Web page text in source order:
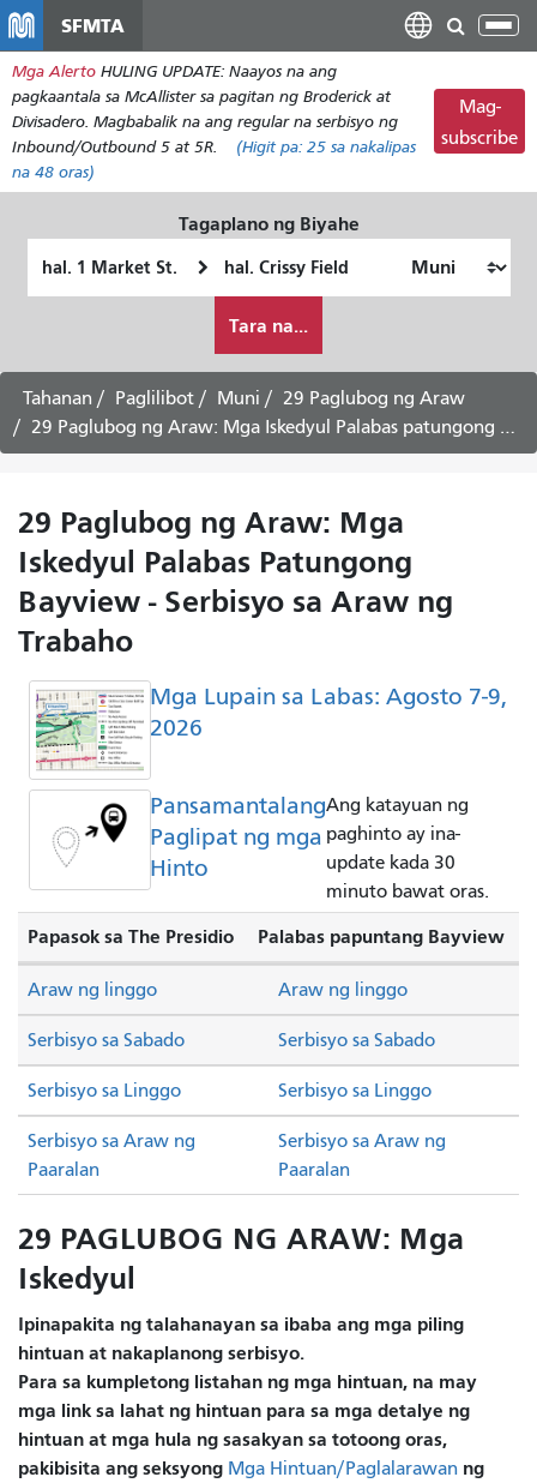
pangunahing
nilalaman
SFMTA
I-
ang
Mga Alerto HULING UPDATE: Naayos na ang
pagkaantala sa McAllister sa pagitan ng Broderick at
Divisadero. Magbabalik na ang regular na serbisyo ng
Inbound/Outbound 5 at 5R.
(Higit pa: 25 sa nakalipas
na 48 oras)
Mag-
subscribe
Tagaplano ng Biyahe
ko
gustong
maglakbay
Tara na...
Tahanan Paglilibot Muni
29 Paglubog ng Araw
29 Paglubog ng Araw: Mga Iskedyul Palabas patungong Bayview - Agosto 3, 2026
29 Paglubog ng Araw: Mga
Iskedyul Palabas Patungong
Bayview - Serbisyo sa Araw ng
Trabaho
Mga Lupain sa Labas: Agosto 7-9,
2026
Pansamantalang
Paglipat ng mga
Hinto
Ang katayuan ng
paghinto ay ina-
update kada 30
minuto bawat oras.
Papasok sa The Presidio Palabas papuntang Bayview
Serbisyo sa Sabado Serbisyo sa Sabado
Serbisyo sa Linggo Serbisyo sa Linggo
Araw ng linggo Araw ng linggo
Serbisyo sa Araw ng
Paaralan
Serbisyo sa Araw ng
Paaralan
29 PAGLUBOG NG ARAW: Mga
Iskedyul
Ipinapakita ng talahanayan sa ibaba ang mga piling
hintuan at nakaplanong serbisyo.
Para sa kumpletong listahan ng mga hintuan, na may
mga link sa lahat ng hintuan para sa mga detalye ng
hintuan at mga hula ng sasakyan sa totoong oras,
pakibisita ang seksyong Mga Hintuan/Paglalarawan ng